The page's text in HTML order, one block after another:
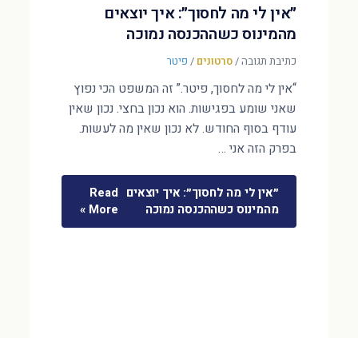
״אין לי מה לחסוך״: איך יוצאים
מהמינוס כשההכנסה נמוכה
כתיבת תגובה/סרטונים / פיטר
“אין לי מה לחסוך, פיטר.” זה המשפט הכי נפוץ
שאני שומע בפגישות. הוא נכון בחצי. נכון שאין
עודף בסוף החודש. לא נכון שאין מה לעשות.
בפרק הזה אני …
״אין לי מה לחסוך״: איך יוצאים
מהמינוס כשההכנסה נמוכה
Read
More »